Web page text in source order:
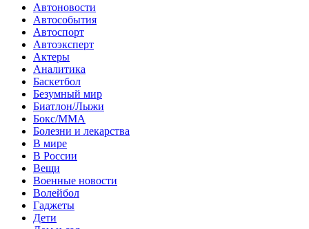
Автоновости
Автособытия
Автоспорт
Автоэксперт
Актеры
Аналитика
Баскетбол
Безумный мир
Биатлон/Лыжи
Бокс/MMA
Болезни и лекарства
В мире
В России
Вещи
Военные новости
Волейбол
Гаджеты
Дети